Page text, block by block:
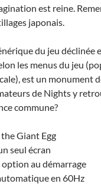
est reine.
japonais.
du jeu déclinée
les menus du jeu
est un monument
de Nights y
commune?
Giant Egg
seul écran
au démarrage
en 60Hz